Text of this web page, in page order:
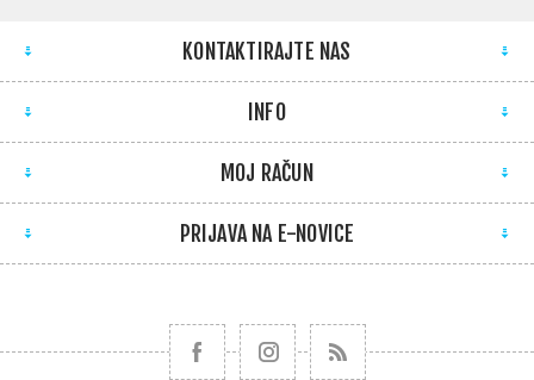
KONTAKTIRAJTE NAS
INFO
MOJ RAČUN
PRIJAVA NA E-NOVICE